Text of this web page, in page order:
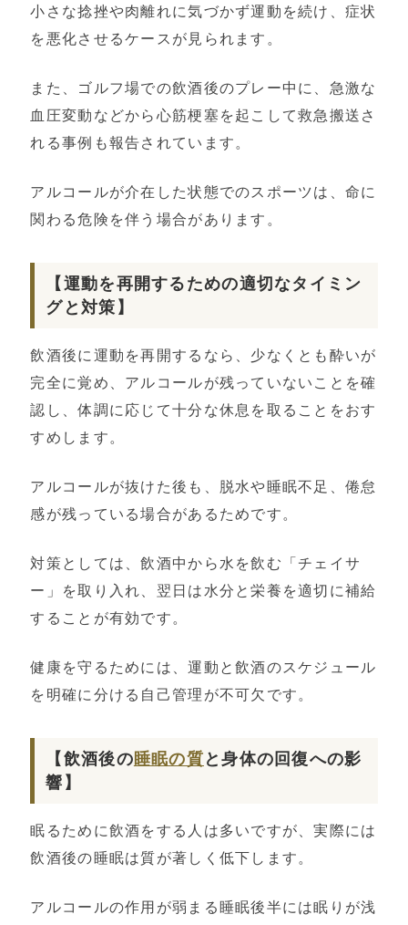
小さな捻挫や肉離れに気づかず運動を続け、症状
を悪化させるケースが見られます。
また、ゴルフ場での飲酒後のプレー中に、急激な
血圧変動などから心筋梗塞を起こして救急搬送さ
れる事例も報告されています。
アルコールが介在した状態でのスポーツは、命に
関わる危険を伴う場合があります。
【運動を再開するための適切なタイミン
グと対策】
飲酒後に運動を再開するなら、少なくとも酔いが
完全に覚め、アルコールが残っていないことを確
認し、体調に応じて十分な休息を取ることをおす
すめします。
アルコールが抜けた後も、脱水や睡眠不足、倦怠
感が残っている場合があるためです。
対策としては、飲酒中から水を飲む「チェイサ
ー」を取り入れ、翌日は水分と栄養を適切に補給
することが有効です。
健康を守るためには、運動と飲酒のスケジュール
を明確に分ける自己管理が不可欠です。
【飲酒後の睡眠の質 と身体の回復への影
響】
眠るために飲酒をする人は多いですが、実際には
飲酒後の睡眠は質が著しく低下します。
アルコールの作用が弱まる睡眠後半には眠りが浅